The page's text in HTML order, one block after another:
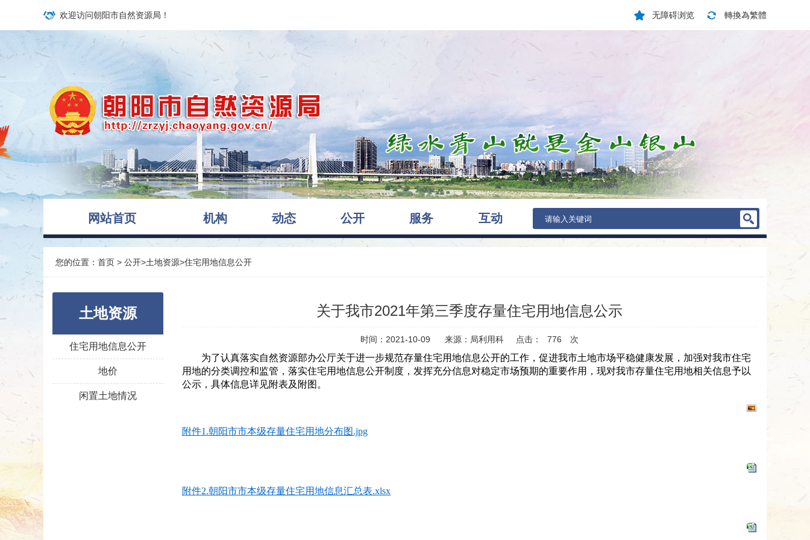
欢迎访问朝阳市自然资源局！ 无障碍浏览 轉換為繁體
网站首页 机构 动态 公开 服务 互动
您的位置： 首页 > 公开>土地资源>住宅用地信息公开
土地资源
住宅用地信息公开
地价
闲置土地情况
关于我市2021年第三季度存量住宅用地信息公示
时间：2021-10-09 来源：局利用科 点击： 776 次
为了认真落实自然资源部办公厅关于进一步规范存量住宅用地信息公开的工作，促进我市土地市场平稳健康发展，加强对我市住宅
用地的分类调控和监管，落实住宅用地信息公开制度，发挥充分信息对稳定市场预期的重要作用，现对我市存量住宅用地相关信息予以
公示，具体信息详见附表及附图。
附件1.朝阳市市本级存量住宅用地分布图.jpg
附件2.朝阳市市本级存量住宅用地信息汇总表.xlsx